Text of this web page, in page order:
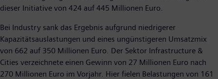
dieser Initiative von 424 auf 445 Millionen Euro.
Bei Industry sank das Ergebnis aufgrund niedrigerer
Kapazitätsauslastungen und eines ungünstigeren Umsatzmix
von 662 auf 350 Millionen Euro. Der Sektor Infrastructure &
Cities verzeichnete einen Gewinn von 27 Millionen Euro nach
270 Millionen Euro im Vorjahr. Hier fielen Belastungen von 161